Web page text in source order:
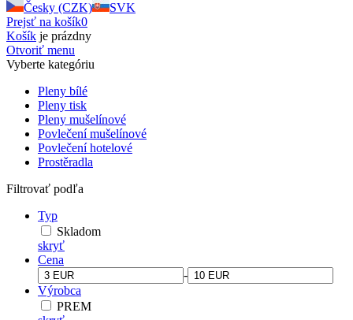
Česky (CZK)
SVK
Prejsť na košík0
Košík je prázdny
Otvoriť menu
Vyberte kategóriu
Pleny bílé
Pleny tisk
Pleny mušelínové
Povlečení mušelínové
Povlečení hotelové
Prostěradla
Filtrovať podľa
Typ
Skladom
skryť
Cena
-
Výrobca
PREM